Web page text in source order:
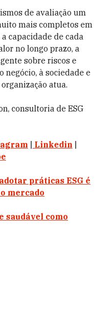
de avaliação um
mais completos em
capacidade de cada
no longo prazo, a
sobre riscos e
à sociedade e
atua.
consultoria de ESG
Linkedin
práticas ESG é
mercado
saudável como